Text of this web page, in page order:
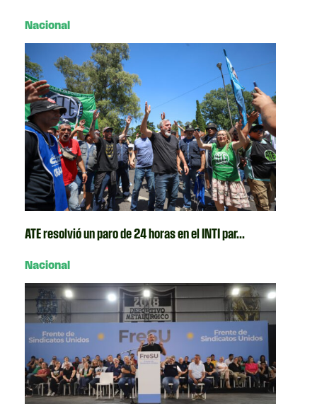
Nacional
ATE resolvió un paro de 24 horas en el INTI par...
Nacional